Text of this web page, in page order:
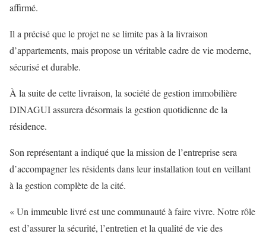
affirmé.
Il a précisé que le projet ne se limite pas à la livraison
d’appartements, mais propose un véritable cadre de vie moderne,
sécurisé et durable.
À la suite de cette livraison, la société de gestion immobilière
DINAGUI assurera désormais la gestion quotidienne de la
résidence.
Son représentant a indiqué que la mission de l’entreprise sera
d’accompagner les résidents dans leur installation tout en veillant
à la gestion complète de la cité.
« Un immeuble livré est une communauté à faire vivre. Notre rôle
est d’assurer la sécurité, l’entretien et la qualité de vie des